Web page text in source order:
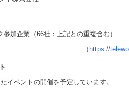
加企業（66社：上記との重複含む）
https://
イベントの開催を予定しています。